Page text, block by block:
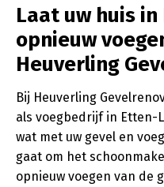
Laat uw huis
opnieuw
Heuverling
Bij Heuverling
als voegbedrijf in Etten-
wat met uw gevel en
gaat om het
opnieuw voegen van de